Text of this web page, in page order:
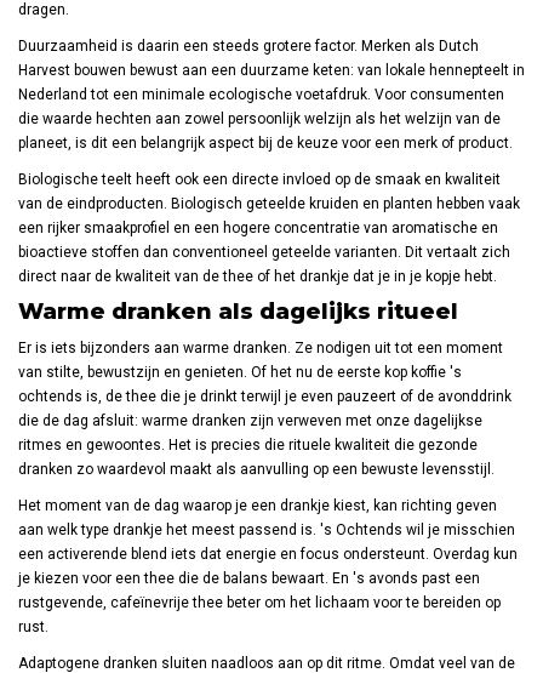
dragen.
Duurzaamheid is daarin een steeds grotere factor. Merken als Dutch
Harvest bouwen bewust aan een duurzame keten: van lokale hennepteelt in
Nederland tot een minimale ecologische voetafdruk. Voor consumenten
die waarde hechten aan zowel persoonlijk welzijn als het welzijn van de
planeet, is dit een belangrijk aspect bij de keuze voor een merk of product.
Biologische teelt heeft ook een directe invloed op de smaak en kwaliteit
van de eindproducten. Biologisch geteelde kruiden en planten hebben vaak
een rijker smaakprofiel en een hogere concentratie van aromatische en
bioactieve stoffen dan conventioneel geteelde varianten. Dit vertaalt zich
direct naar de kwaliteit van de thee of het drankje dat je in je kopje hebt.
Warme dranken als dagelijks ritueel
Er is iets bijzonders aan warme dranken. Ze nodigen uit tot een moment
van stilte, bewustzijn en genieten. Of het nu de eerste kop koffie 's
ochtends is, de thee die je drinkt terwijl je even pauzeert of de avonddrink
die de dag afsluit: warme dranken zijn verweven met onze dagelijkse
ritmes en gewoontes. Het is precies die rituele kwaliteit die gezonde
dranken zo waardevol maakt als aanvulling op een bewuste levensstijl.
Het moment van de dag waarop je een drankje kiest, kan richting geven
aan welk type drankje het meest passend is. 's Ochtends wil je misschien
een activerende blend iets dat energie en focus ondersteunt. Overdag kun
je kiezen voor een thee die de balans bewaart. En 's avonds past een
rustgevende, cafeïnevrije thee beter om het lichaam voor te bereiden op
rust.
Adaptogene dranken sluiten naadloos aan op dit ritme. Omdat veel van de